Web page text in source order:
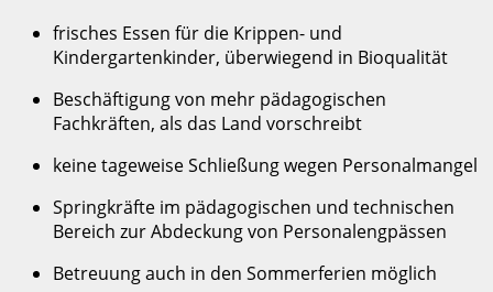
frisches Essen für die Krippen- und
Kindergartenkinder, überwiegend in Bioqualität
Beschäftigung von mehr pädagogischen
Fachkräften, als das Land vorschreibt
keine tageweise Schließung wegen Personalmangel
Springkräfte im pädagogischen und technischen
Bereich zur Abdeckung von Personalengpässen
Betreuung auch in den Sommerferien möglich